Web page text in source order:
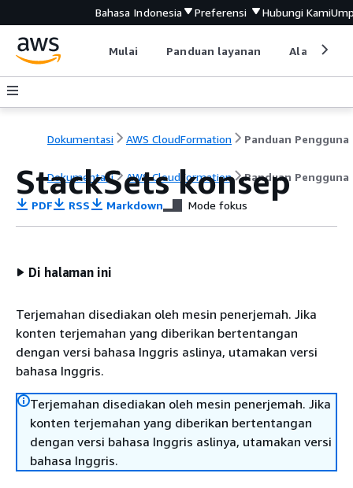
Bahasa Indonesia Preferensi Hubungi Kami
Mulai Panduan layanan Alat
Dokumentasi AWS CloudFormation Panduan Pengguna
Dokumentasi AWS CloudFormation Panduan Pengguna
StackSets konsep
PDF RSS Markdown Mode fokus
Di halaman ini
Terjemahan disediakan oleh mesin penerjemah. Jika
konten terjemahan yang diberikan bertentangan
dengan versi bahasa Inggris aslinya, utamakan versi
bahasa Inggris.
Terjemahan disediakan oleh mesin penerjemah. Jika
konten terjemahan yang diberikan bertentangan
dengan versi bahasa Inggris aslinya, utamakan versi
bahasa Inggris.